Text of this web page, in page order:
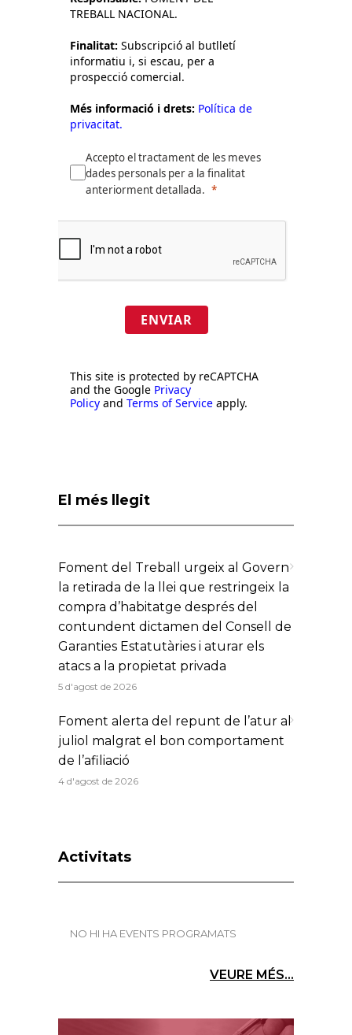
TREBALL NACIONAL.
Finalitat: Subscripció al butlletí
informatiu i, si escau, per a
prospecció comercial.
Més informació i drets: Política de
privacitat.
Accepto el tractament de les meves
dades personals per a la finalitat
anteriorment detallada.
ENVIAR
This site is protected by reCAPTCHA
and the Google Privacy
Policy and Terms of Service apply.
El més llegit
Foment del Treball urgeix al Govern
la retirada de la llei que restringeix la
compra d’habitatge després del
contundent dictamen del Consell de
Garanties Estatutàries i aturar els
atacs a la propietat privada
5 d'agost de 2026
Foment alerta del repunt de l’atur al
juliol malgrat el bon comportament
de l’afiliació
4 d'agost de 2026
Activitats
NO HI HA EVENTS PROGRAMATS
VEURE MÉS...